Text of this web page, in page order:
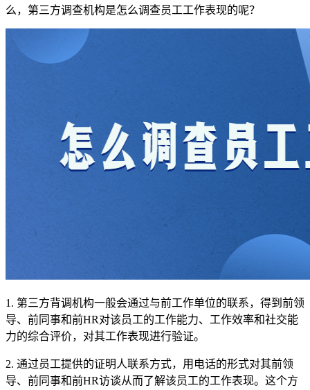
么，第三方调查机构是怎么调查员工工作表现的呢？
1. 第三方背调机构一般会通过与前工作单位的联系，得到前领
导、前同事和前HR对该员工的工作能力、工作效率和社交能
力的综合评价，对其工作表现进行验证。
2. 通过员工提供的证明人联系方式，用电话的形式对其前领
导、前同事和前HR访谈从而了解该员工的工作表现。这个方